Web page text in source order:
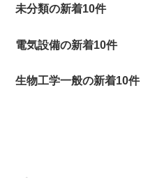
未分類の新着10件
電気設備の新着10件
生物工学一般の新着10件